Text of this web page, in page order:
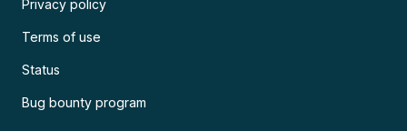
Privacy policy
Terms of use
Status
Bug bounty program